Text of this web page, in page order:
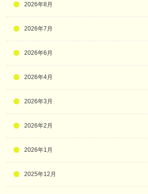
2026年8月
2026年7月
2026年6月
2026年4月
2026年3月
2026年2月
2026年1月
2025年12月